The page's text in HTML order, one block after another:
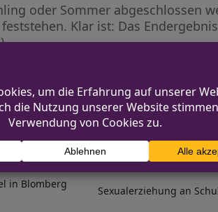
oder Sommer abgeschlossen
Klar ist: Das
).
in Blomberg
Sexualerziehung an